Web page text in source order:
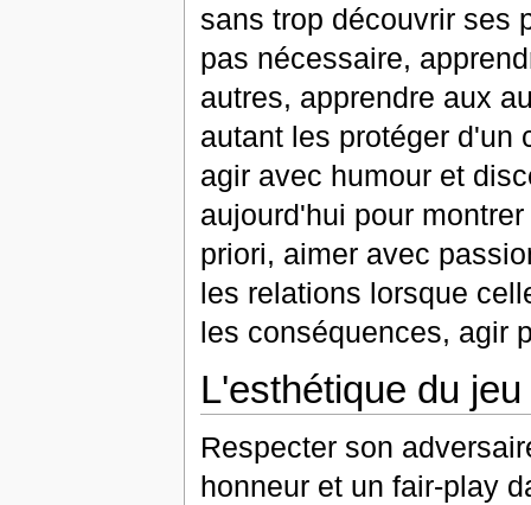
sans trop découvrir ses
pas nécessaire,
autres, apprendre aux
autant les protéger d'un
agir avec humour et
aujourd'hui pour
priori, aimer avec
les relations lorsque
les conséquences, agir
L'esthétique du jeu
Respecter son
honneur et un fair-play